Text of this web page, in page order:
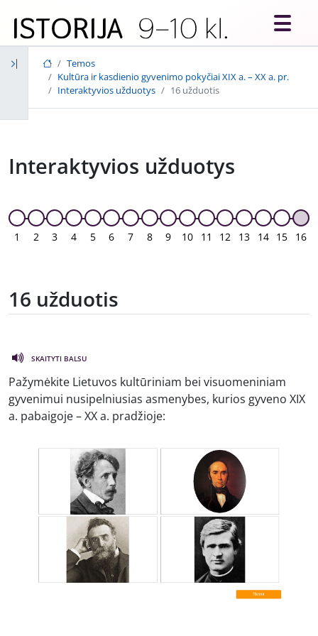
Temos
Kultūra ir kasdienio gyvenimo pokyčiai XIX a. – XX a. pr.
Interaktyvios užduotys
16 užduotis
Interaktyvios užduotys
1 2 3 4 5 6 7 8 9 10 11 12 13 14 15 16
16 užduotis
SKAITYTI BALSU
Pažymėkite Lietuvos kultūriniam bei visuomeniniam
gyvenimui nusipelniusias asmenybes, kurios gyveno XIX
a. pabaigoje – XX a. pradžioje: